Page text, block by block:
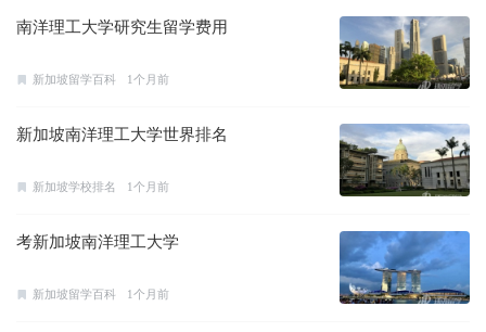
南洋理工大学研究生留学费用
新加坡留学百科 1个月前
新加坡南洋理工大学世界排名
新加坡学校排名 1个月前
考新加坡南洋理工大学
新加坡留学百科 1个月前